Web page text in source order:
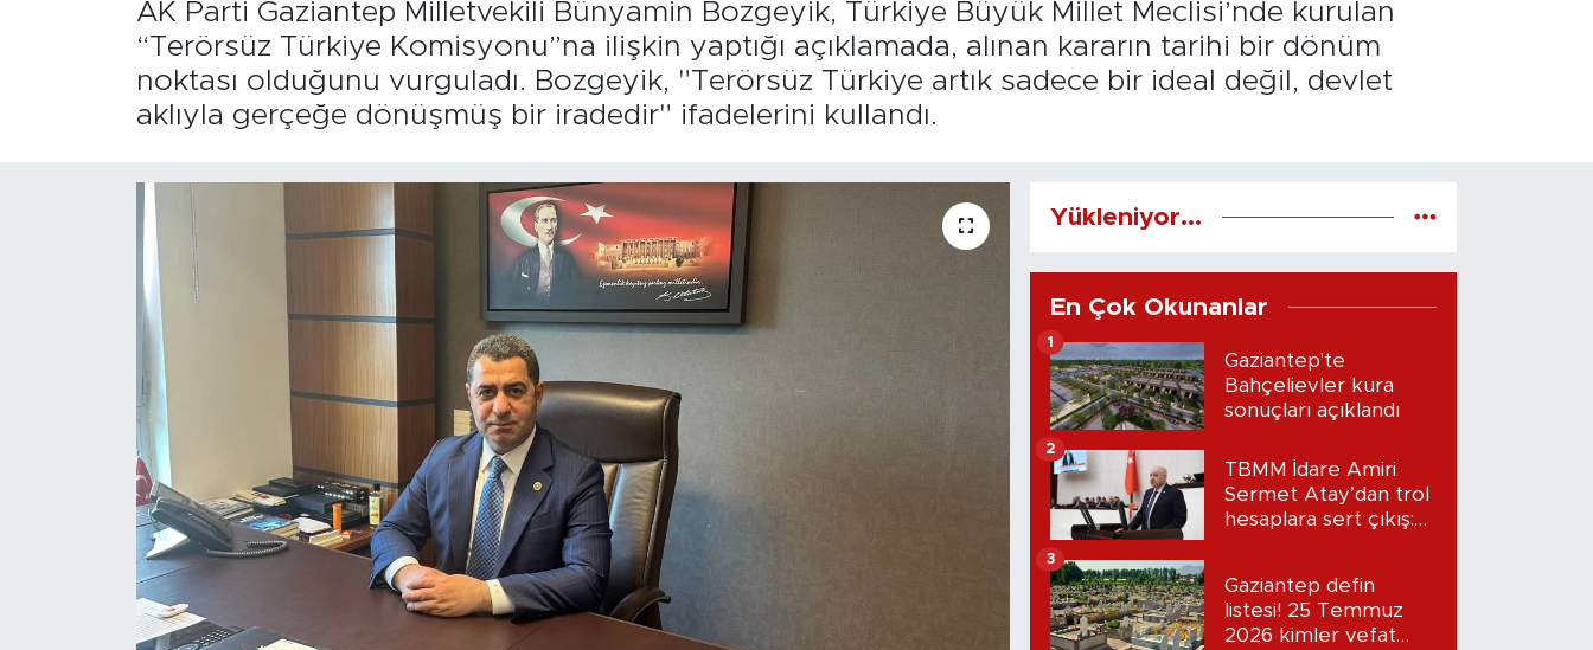
AK Parti Gaziantep Milletvekili Bünyamin Bozgeyik, Türkiye Büyük Millet Meclisi’nde kurulan
“Terörsüz Türkiye Komisyonu”na ilişkin yaptığı açıklamada, alınan kararın tarihi bir dönüm
noktası olduğunu vurguladı. Bozgeyik, "Terörsüz Türkiye artık sadece bir ideal değil, devlet
aklıyla gerçeğe dönüşmüş bir iradedir" ifadelerini kullandı.
Yükleniyor...
En Çok Okunanlar
Gaziantep'te
Bahçelievler kura
sonuçları açıklandı
1
TBMM İdare Amiri
Sermet Atay’dan trol
hesaplara sert çıkış:
2
Gaziantep defin
listesi! 25 Temmuz
2026 kimler vefat
3